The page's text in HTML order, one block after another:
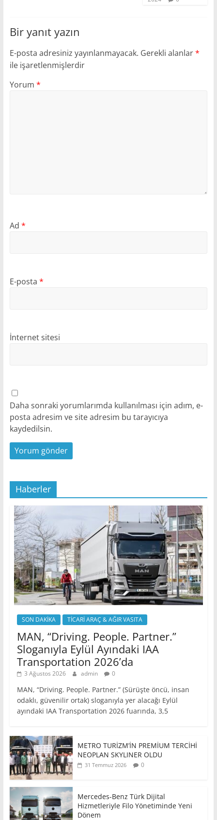
Bir yanıt yazın
E-posta adresiniz yayınlanmayacak. Gerekli alanlar*
ile işaretlenmişlerdir
Yorum *
Ad *
E-posta *
İnternet sitesi
Daha sonraki yorumlarımda kullanılması için adım, e-
posta adresim ve site adresim bu tarayıcıya
kaydedilsin.
Haberler
SON DAKİKA TİCARİ ARAÇ & AĞIR VASITA
MAN, “Driving. People. Partner.”
Sloganıyla Eylül Ayındaki IAA
Transportation 2026’da
3 Ağustos 2026 admin 0
MAN, “Driving. People. Partner.” (Sürüşte öncü, insan
odaklı, güvenilir ortak) sloganıyla yer alacağı Eylül
ayındaki IAA Transportation 2026 fuarında, 3,5
METRO TURİZM’İN PREMİUM TERCİHİ
NEOPLAN SKYLINER OLDU
31 Temmuz 2026 0
Mercedes-Benz Türk Dijital
Hizmetleriyle Filo Yönetiminde Yeni
Dönem